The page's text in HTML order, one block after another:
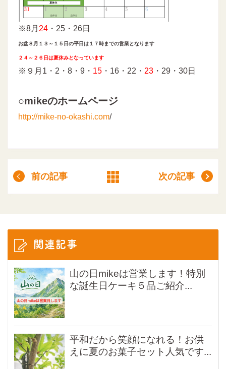
※8月 24 ・25・26日
お盆８月１３～１５日の平日は１７時までの営業となります
２４～２６日は夏休みとなっています
※９月1・2・8・9・ 15 ・16・22・ 23 ・29・30日
○mikeのホームページ
http://mike-no-okashi.com/
前の記事 次の記事
関連記事
山の日mikeは営業します！特別
な誕生日ケーキ５品ご紹介...
平和だから笑顔になれる！お供
えに夏のお菓子セット人気です...